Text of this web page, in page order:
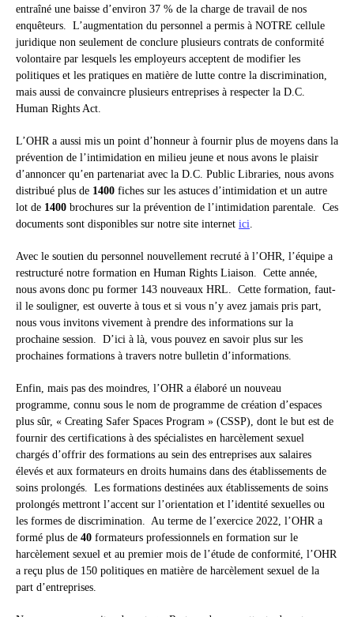
entraîné une baisse d’environ 37 % de la charge de travail de nos
enquêteurs. L’augmentation du personnel a permis à NOTRE cellule
juridique non seulement de conclure plusieurs contrats de conformité
volontaire par lesquels les employeurs acceptent de modifier les
politiques et les pratiques en matière de lutte contre la discrimination,
mais aussi de convaincre plusieurs entreprises à respecter la D.C.
Human Rights Act.
L’OHR a aussi mis un point d’honneur à fournir plus de moyens dans la
prévention de l’intimidation en milieu jeune et nous avons le plaisir
d’annoncer qu’en partenariat avec la D.C. Public Libraries, nous avons
distribué plus de 1400 fiches sur les astuces d’intimidation et un autre
lot de 1400 brochures sur la prévention de l’intimidation parentale. Ces
documents sont disponibles sur notre site internet ici
Avec le soutien du personnel nouvellement recruté à l’OHR, l’équipe a
restructuré notre formation en Human Rights Liaison. Cette année,
nous avons donc pu former 143 nouveaux HRL. Cette formation, faut-
il le souligner, est ouverte à tous et si vous n’y avez jamais pris part,
nous vous invitons vivement à prendre des informations sur la
prochaine session. D’ici à là, vous pouvez en savoir plus sur les
prochaines formations à travers notre bulletin d’informations.
Enfin, mais pas des moindres, l’OHR a élaboré un nouveau
programme, connu sous le nom de programme de création d’espaces
plus sûr, « Creating Safer Spaces Program » (CSSP), dont le but est de
fournir des certifications à des spécialistes en harcèlement sexuel
chargés d’offrir des formations au sein des entreprises aux salaires
élevés et aux formateurs en droits humains dans des établissements de
soins prolongés. Les formations destinées aux établissements de soins
prolongés mettront l’accent sur l’orientation et l’identité sexuelles ou
les formes de discrimination. Au terme de l’exercice 2022, l’OHR a
formé plus de 40 formateurs professionnels en formation sur le
harcèlement sexuel et au premier mois de l’étude de conformité, l’OHR
a reçu plus de 150 politiques en matière de harcèlement sexuel de la
part d’entreprises.